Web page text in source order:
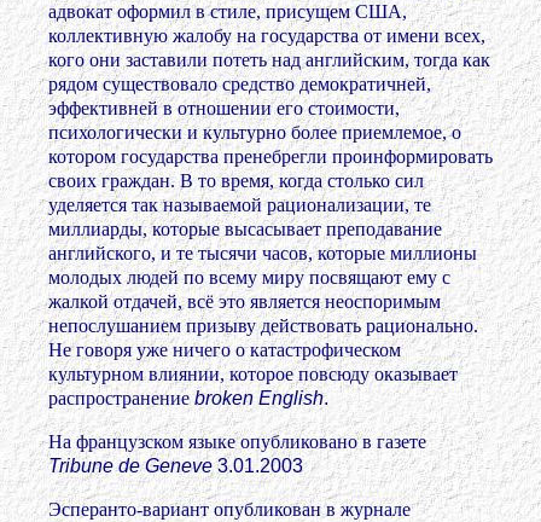
адвокат оформил в стиле, присущем США,
коллективную жалобу на государства от имени всех,
кого они заставили потеть над английским, тогда как
рядом существовало средство демократичней,
эффективней в отношении его стоимости,
психологически и культурно более приемлемое, о
котором государства пренебрегли проинформировать
своих граждан. В то время, когда столько сил
уделяется так называемой рационализации, те
миллиарды, которые высасывает преподавание
английского, и те тысячи часов, которые миллионы
молодых людей по всему миру посвящают ему с
жалкой отдачей, всё это является неоспоримым
непослушанием призыву действовать рационально.
Не говоря уже ничего о катастрофическом
культурном влиянии, которое повсюду оказывает
распространениеbroken English.
На французском языке опубликовано в газете
Tribune de Geneve3.01.2003
Эсперанто-вариант опубликован в журнале